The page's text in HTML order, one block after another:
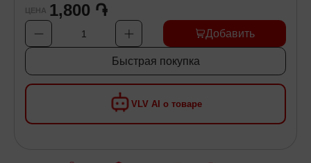
VLV AI о товаре
ЦЕНА 1,800 ֏
1 Добавить
Быстрая покупка